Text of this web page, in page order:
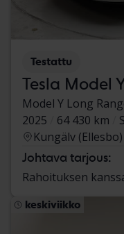
Testattu
Tesla Model
Model Y Long
2025
64 430 km
Kungälv (Ellesbo)
Johtava tarjous:
Rahoituksen
keskiviikko